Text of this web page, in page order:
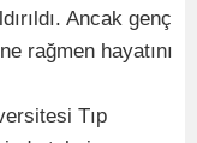
Ancak genç
rağmen hayatını
Tıp